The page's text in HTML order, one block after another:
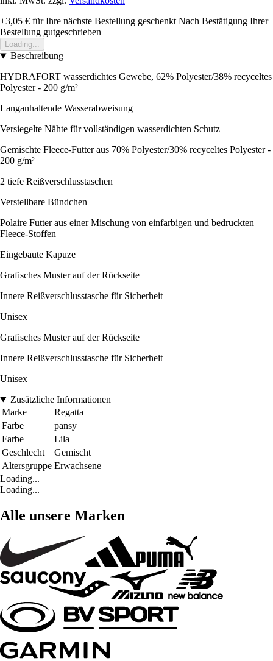
+3,05 € für Ihre nächste Bestellung geschenkt Nach Bestätigung Ihrer
Bestellung gutgeschrieben
Loading...
Beschreibung
HYDRAFORT wasserdichtes Gewebe, 62% Polyester/38% recyceltes
Polyester - 200 g/m²
Langanhaltende Wasserabweisung
Versiegelte Nähte für vollständigen wasserdichten Schutz
Gemischte Fleece-Futter aus 70% Polyester/30% recyceltes Polyester -
200 g/m²
2 tiefe Reißverschlusstaschen
Verstellbare Bündchen
Polaire Futter aus einer Mischung von einfarbigen und bedruckten
Fleece-Stoffen
Eingebaute Kapuze
Grafisches Muster auf der Rückseite
Innere Reißverschlusstasche für Sicherheit
Unisex
Grafisches Muster auf der Rückseite
Innere Reißverschlusstasche für Sicherheit
Unisex
Zusätzliche Informationen
Marke
Regatta
Farbe
pansy
Farbe
Lila
Geschlecht
Gemischt
Altersgruppe Erwachsene
Loading...
Loading...
Alle unsere Marken